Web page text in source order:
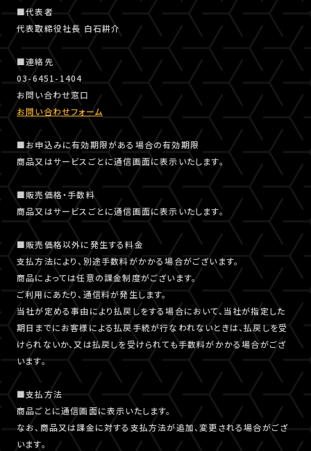
■代表者
代表取締役社長 白石耕介
■連絡先
03-6451-1404
お問い合わせ窓口
お問い合わせフォーム
■お申込みに有効期限がある場合の有効期限
商品又はサービスごとに通信画面に表示いたします。
■販売価格・手数料
商品又はサービスごとに通信画面に表示いたします。
■販売価格以外に発生する料金
支払方法により、別途手数料がかかる場合がございます。
商品によっては任意の課金制度がございます。
ご利用にあたり、通信料が発生します。
当社が定める事由により払戻しをする場合において、当社が指定した
期日までにお客様による払戻手続が行なわれないときは、払戻しを受
けられないか、又は払戻しを受けられても手数料がかかる場合がござ
います。
■支払方法
商品ごとに通信画面に表示いたします。
なお、商品又は課金に対する支払方法が追加、変更される場合がござ
います。